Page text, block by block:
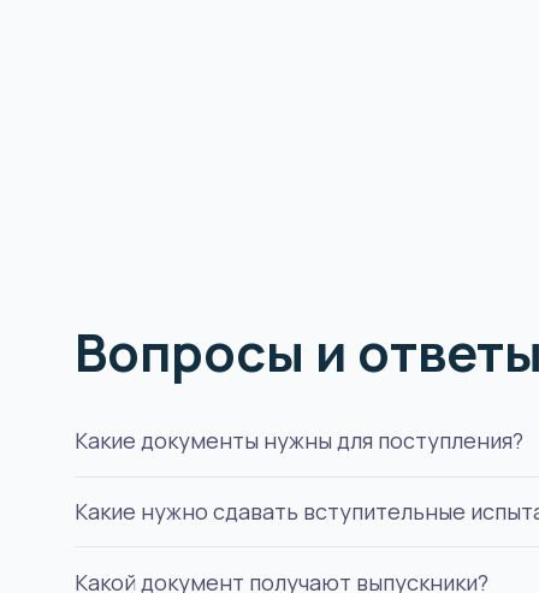
Вопросы и ответы
Какие документы нужны для поступления?
Какие нужно сдавать вступительные
Какой документ получают выпускники?